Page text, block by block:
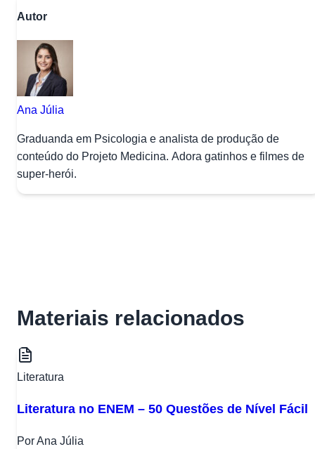
Autor
Ana Júlia
Graduanda em Psicologia e analista de produção de
conteúdo do Projeto Medicina. Adora gatinhos e filmes de
super-herói.
Materiais relacionados
Literatura
Literatura no ENEM – 50 Questões de Nível Fácil
Por Ana Júlia